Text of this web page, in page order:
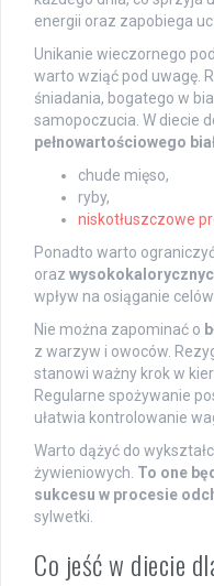
energii oraz zapobiega
Unikanie wieczornego
warto wziąć pod uwagę.
śniadania, bogatego w
samopoczucia. W diecie
pełnowartościowego
chude mięso,
ryby,
niskotłuszczowe
Ponadto warto
oraz
wpływ na osiąganie
Nie można zapominać o
z warzyw i owoców.
stanowi ważny krok w
Regularne spożywanie
ułatwia kontrolowanie
Warto dążyć do
żywieniowych. To one
sukcesu w procesie
sylwetki.
Co jeść w diecie